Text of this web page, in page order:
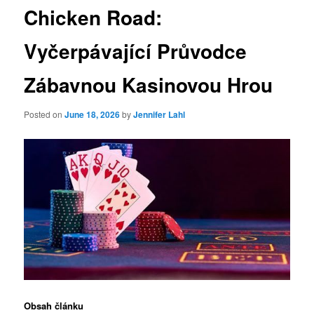
Chicken Road:
Vyčerpávající Průvodce
Zábavnou Kasinovou Hrou
Posted onJune 18, 2026byJennifer Lahl
Obsah článku